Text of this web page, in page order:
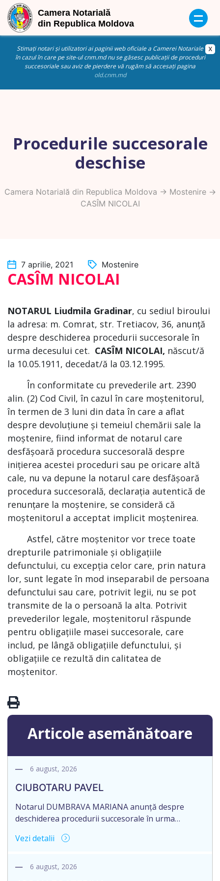
Stimați notari și utilizatori ai paginii web oficiale a Camerei Notariale
în cazul în care pe site-ul cnm.md nu se găsesc publicații de proceduri
succesoriale sau aviz de pierdere vă rugăm să accesați pagina
old.cnm.md
Procedurile succesorale
deschise
Camera Notarială din Republica Moldova -> Mostenire->
CASÎM NICOLAI
7 aprilie, 2021 Mostenire
CASÎM NICOLAI
NOTARUL Liudmila Gradinar, cu sediul biroului
la adresa: m. Comrat, str. Tretiacov, 36, anunță
despre deschiderea procedurii succesorale în
urma decesului cet. CASÎM NICOLAI, născut/ă
la 10.05.1911, decedat/ă la 03.12.1995.
În conformitate cu prevederile art. 2390
alin. (2) Cod Civil, în cazul în care moștenitorul,
în termen de 3 luni din data în care a aflat
despre devoluțiune și temeiul chemării sale la
moștenire, fiind informat de notarul care
desfășoară procedura succesorală despre
inițierea acestei proceduri sau pe oricare altă
cale, nu va depune la notarul care desfășoară
procedura succesorală, declarația autentică de
renunțare la moștenire, se consideră că
moștenitorul a acceptat implicit moștenirea.
Astfel, către moștenitor vor trece toate
drepturile patrimoniale și obligațiile
defunctului, cu excepția celor care, prin natura
lor, sunt legate în mod inseparabil de persoana
defunctului sau care, potrivit legii, nu se pot
transmite de la o persoană la alta. Potrivit
prevederilor legale, moștenitorul răspunde
pentru obligațiile masei succesorale, care
includ, pe lângă obligațiile defunctului, și
obligațiile ce rezultă din calitatea de
moștenitor.
Articole asemănătoare
6 august, 2026
CIUBOTARU PAVEL
Notarul DUMBRAVA MARIANA anunță despre
deschiderea procedurii succesorale în urma
28.12.1951, decedat la data de 21 MAI 2026, IDNP
prevederilor legale, pentru moștenirile deschise
Vezi detalii
6 august, 2026